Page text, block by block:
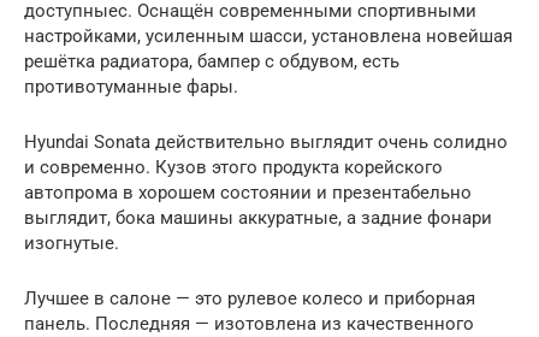
доступныес. Оснащён современными спортивными
настройками, усиленным шасси, установлена ​​новейшая
решётка радиатора, бампер с обдувом, есть
противотуманные фары.
Hyundai Sonata действительно выглядит очень солидно
и современно. Кузов этого продукта корейского
автопрома в хорошем состоянии и презентабельно
выглядит, бока машины аккуратные, а задние фонари
изогнутые.
Лучшее в салоне — это рулевое колесо и приборная
панель. Последняя — изотовлена из качественного